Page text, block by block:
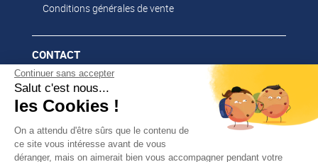
Continuer sans accepter
Salut c'est nous...
les Cookies !
On a attendu d'être sûrs que le contenu de
ce site vous intéresse avant de vous
déranger, mais on aimerait bien vous accompagner pendant votre
Conditions générales de vente
CONTACT
02 51 52 26 57
contacts@franssen-loisirs.fr